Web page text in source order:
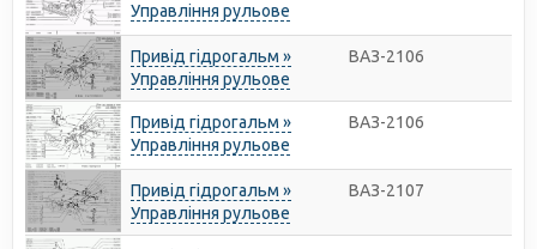
Управління рульове
Привід гідрогальм »
Управління рульове
ВАЗ-2106
Привід гідрогальм »
Управління рульове
ВАЗ-2106
Привід гідрогальм »
Управління рульове
ВАЗ-2107